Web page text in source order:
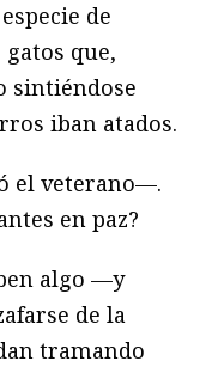
de
que,
sintiéndose
iban atados.
el veterano—.
en paz?
algo —y
de la
tramando